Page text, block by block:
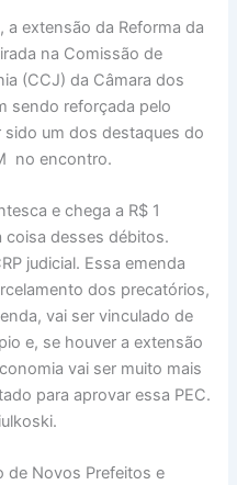
extensão da Reforma da
na Comissão de
(CCJ) da Câmara dos
sendo reforçada pelo
um dos destaques do
no encontro.
e chega a R$ 1
coisa desses débitos.
judicial. Essa emenda
dos precatórios,
vai ser vinculado de
e, se houver a extensão
vai ser muito mais
para aprovar essa PEC.
de Novos Prefeitos e